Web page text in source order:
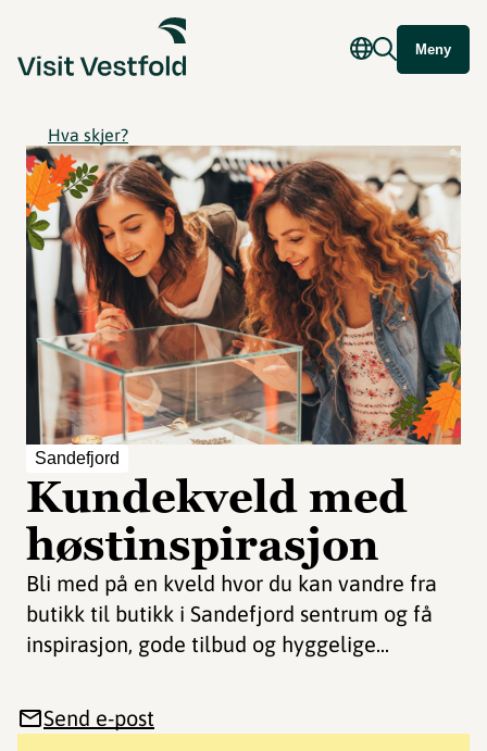
Meny
Hva skjer?
Sandefjord
Kundekveld med
høstinspirasjon
Bli med på en kveld hvor du kan vandre fra
butikk til butikk i Sandefjord sentrum og få
inspirasjon, gode tilbud og hyggelige...
Send e-post